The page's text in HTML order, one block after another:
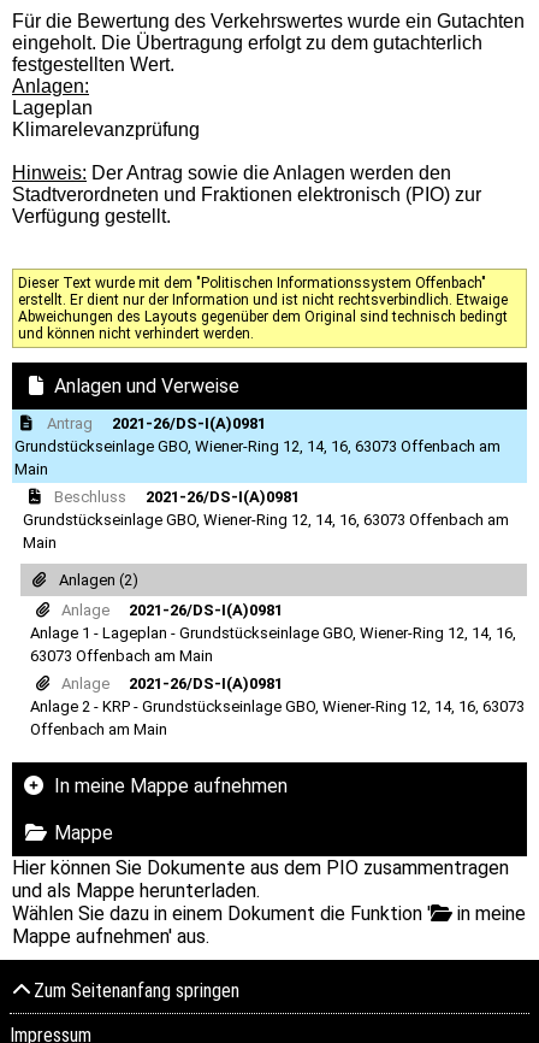
Für die Bewertung des Verkehrswertes wurde ein Gutachten
eingeholt. Die Übertragung erfolgt zu dem gutachterlich
festgestellten Wert.
Anlagen:
Lageplan
Klimarelevanzprüfung
Hinweis: Der Antrag sowie die Anlagen werden den
Stadtverordneten und Fraktionen elektronisch (PIO) zur
Verfügung gestellt.
Dieser Text wurde mit dem "Politischen Informationssystem Offenbach"
erstellt. Er dient nur der Information und ist nicht rechtsverbindlich. Etwaige
Abweichungen des Layouts gegenüber dem Original sind technisch bedingt
und können nicht verhindert werden.
Anlagen und Verweise
Antrag
2021-26/DS-I(A)0981
Grundstückseinlage GBO, Wiener-Ring 12, 14, 16, 63073 Offenbach am
Main
Beschluss
2021-26/DS-I(A)0981
Grundstückseinlage GBO, Wiener-Ring 12, 14, 16, 63073 Offenbach am
Main
Anlagen (2)
Anlage
2021-26/DS-I(A)0981
Anlage 1 - Lageplan - Grundstückseinlage GBO, Wiener-Ring 12, 14, 16,
63073 Offenbach am Main
Anlage
2021-26/DS-I(A)0981
Anlage 2 - KRP - Grundstückseinlage GBO, Wiener-Ring 12, 14, 16, 63073
Offenbach am Main
In meine Mappe aufnehmen
Mappe
Hier können Sie Dokumente aus dem PIO zusammentragen
und als Mappe herunterladen.
Wählen Sie dazu in einem Dokument die Funktion '
in meine
Mappe aufnehmen' aus.
Zum Seitenanfang springen
Impressum